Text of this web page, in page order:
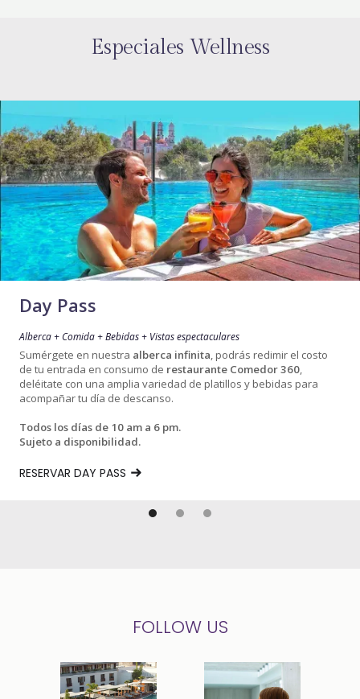
Especiales Wellness
Day Pass
Alberca + Comida + Bebidas + Vistas espectaculares
Sumérgete en nuestra alberca infinita, podrás redimir el costo
de tu entrada en consumo de restaurante Comedor 360,
deléitate con una amplia variedad de platillos y bebidas para
acompañar tu día de descanso.
Todos los días de 10 am a 6 pm.
Sujeto a disponibilidad.
RESERVAR DAY PASS
FOLLOW US